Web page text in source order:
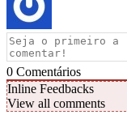
0 Comentários
Inline Feedbacks
View all comments